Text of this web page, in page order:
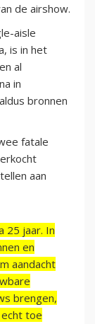
de airshow.
aisle
is in het
al
in
bronnen
fatale
aan
25 jaar. In
en
aandacht
brengen,
toe